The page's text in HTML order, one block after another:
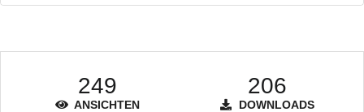
249
ANSICHTEN
206
DOWNLOADS